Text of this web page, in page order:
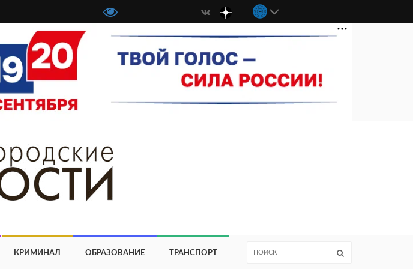
КРИМИНАЛ ОБРАЗОВАНИЕ ТРАНСПОРТ